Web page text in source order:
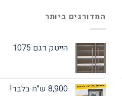
המדורגים ביותר
הייטק דגם 1075
8,900 ש"ח בלבד!